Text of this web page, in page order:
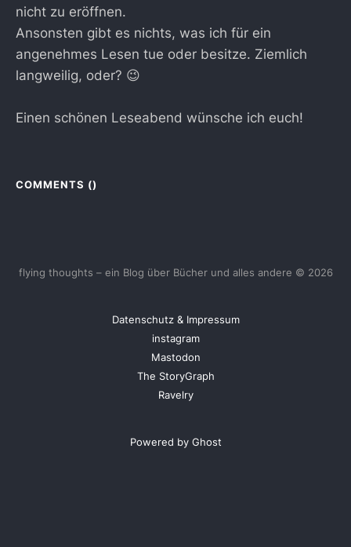
nicht zu eröffnen.
Ansonsten gibt es nichts, was ich für ein
angenehmes Lesen tue oder besitze. Ziemlich
langweilig, oder? 😉
Einen schönen Leseabend wünsche ich euch!
COMMENTS ()
flying thoughts – ein Blog über Bücher und alles andere © 2026
Datenschutz & Impressum
instagram
Mastodon
The StoryGraph
Ravelry
Powered by Ghost